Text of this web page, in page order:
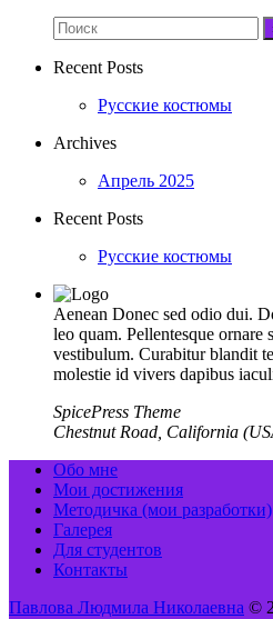
Recent Posts
Русские костюмы
Archives
Апрель 2025
Recent Posts
Русские костюмы
Aenean Donec sed odio dui.
leo quam. Pellentesque ornare
vestibulum. Curabitur blandit
molestie id vivers dapibus
SpicePress Theme
Chestnut Road, California
Обо мне
Мои достижения
Методичка (мои разработки)
Галерея
Для студентов
Контакты
Павлова Людмила Николаевна ©